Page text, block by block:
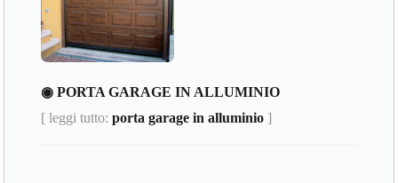
◉ PORTA GARAGE IN ALLUMINIO
[ leggi tutto:porta garage in alluminio ]